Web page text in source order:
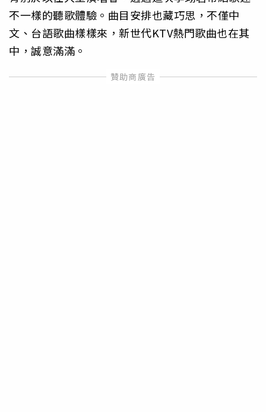
不一樣的聽歌體驗。曲目安排也藏巧思，不僅中
文、台語歌曲樣樣來，新世代KTV熱門歌曲也在其
中，誠意滿滿。